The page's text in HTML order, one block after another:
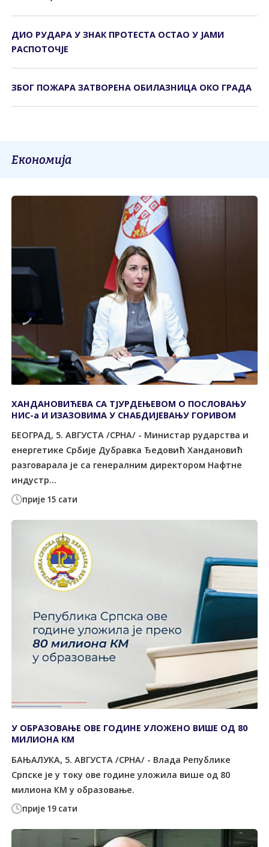
ДИО РУДАРА У ЗНАК ПРОТЕСТА ОСТАО У ЈАМИ
РАСПОТОЧЈЕ
ЗБОГ ПОЖАРА ЗАТВОРЕНА ОБИЛАЗНИЦА ОКО ГРАДА
Економија
прије 15 сати
ХАНДАНОВИЋЕВА СА ТЈУРДЕЊЕВОМ О ПОСЛОВАЊУ
НИС-а И ИЗАЗОВИМА У СНАБДИЈЕВАЊУ ГОРИВОМ
БЕОГРАД, 5. АВГУСТА /СРНА/ - Министар рударства и
енергетике Србије Дубравка Ђедовић Хандановић
разговарала је са генералним директором Нафтне
индустр...
прије 19 сати
У ОБРАЗОВАЊЕ ОВЕ ГОДИНЕ УЛОЖЕНО ВИШЕ ОД 80
МИЛИОНА КМ
БАЊАЛУКА, 5. АВГУСТА /СРНА/ - Влада Републике
Српске је у току ове године уложила више од 80
милиона КМ у образовање.